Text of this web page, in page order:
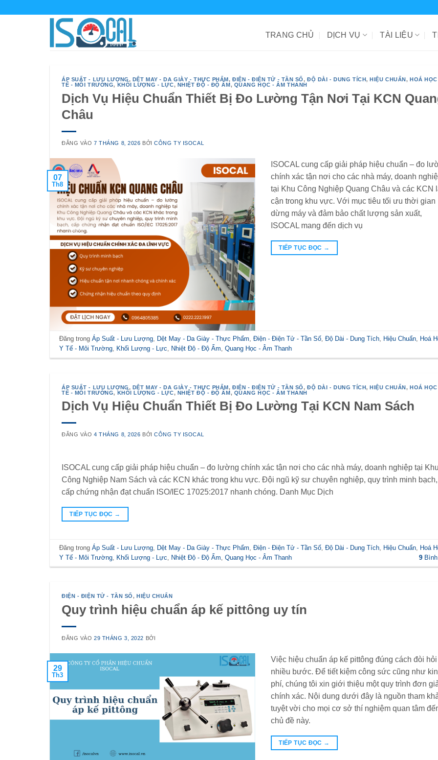
TRANG CHỦ DỊCH VỤ TÀI LIỆU
ÁP SUẤT - LƯU LƯỢNG, DỆT MAY - DA GIÀY - THỰC PHẨM,ĐIỆN - ĐIỆN TỬ - TẦN SỐ,ĐỘ DÀI - DUNG TÍCH,HIỆU CHUẨN,HOÁ
TẾ - MÔI TRƯỜNG, KHỐI LƯỢNG - LỰC, NHIỆT ĐỘ - ĐỘ ẨM, QUANG HỌC - ÂM THANH
Dịch Vụ Hiệu Chuẩn Thiết Bị Đo Lường Tận Nơi Tại KCN
Châu
ĐĂNG VÀO7 THÁNG 8, 2026 BỞICÔNG TY ISOCAL
07
Th8
ISOCAL cung cấp giải pháp hiệu chuẩn – đo
chính xác tận nơi cho các nhà máy, doanh
tại Khu Công Nghiệp Quang Châu và các KCN
cận trong khu vực. Với mục tiêu tối ưu thời gian
dừng máy và đảm bảo chất lượng sản xuất,
ISOCAL mang đến dịch vụ
TIẾP TỤC ĐỌC →
Đăng trongÁp Suất - Lưu Lượng, Dệt May - Da Giày - Thực Phẩm,Điện - Điện Tử - Tần Số,Độ Dài - Dung Tích, Hiệu Chuẩn, Hoá
Y Tế - Môi Trường, Khối Lượng - Lực, Nhiệt Độ - Độ Ẩm,Quang Học - Âm Thanh
ÁP SUẤT - LƯU LƯỢNG, DỆT MAY - DA GIÀY - THỰC PHẨM,ĐIỆN - ĐIỆN TỬ - TẦN SỐ,ĐỘ DÀI - DUNG TÍCH,HIỆU CHUẨN,HOÁ
TẾ - MÔI TRƯỜNG, KHỐI LƯỢNG - LỰC, NHIỆT ĐỘ - ĐỘ ẨM, QUANG HỌC - ÂM THANH
Dịch Vụ Hiệu Chuẩn Thiết Bị Đo Lường Tại KCN Nam Sách
ĐĂNG VÀO4 THÁNG 8, 2026 BỞICÔNG TY ISOCAL
ISOCAL cung cấp giải pháp hiệu chuẩn – đo lường chính xác tận nơi cho các nhà máy, doanh nghiệp tại Khu
Công Nghiệp Nam Sách và các KCN khác trong khu vực. Đội ngũ kỹ sư chuyên nghiệp, quy trình minh bạch,
cấp chứng nhận đạt chuẩn ISO/IEC 17025:2017 nhanh chóng. Danh Mục Dịch
TIẾP TỤC ĐỌC →
Đăng trongÁp Suất - Lưu Lượng Dệt May - Da Giày - Thực Phẩm ,Điện - Điện Tử - Tần Số ,Độ Dài - Dung Tích Hiệu Chuẩn Hoá
Y Tế - Môi Trường Khối Lượng - Lực Nhiệt Độ - Độ Ẩm ,Quang Học - Âm Thanh 9Bình
ĐIỆN - ĐIỆN TỬ - TẦN SỐ, HIỆU CHUẨN
Quy trình hiệu chuẩn áp kế pittông uy tín
ĐĂNG VÀO29 THÁNG 3, 2022 BỞI
29
Th3
Việc hiệu chuẩn áp kế pittông đúng cách đòi hỏi
nhiều bước. Để tiết kiệm công sức cũng như
phí, chúng tôi xin giới thiệu một quy trình đơn
chính xác. Nội dung dưới đây là nguồn tham
tuyệt vời cho mọi cơ sở thí nghiệm quan tâm
chủ đề này.
TIẾP TỤC ĐỌC →